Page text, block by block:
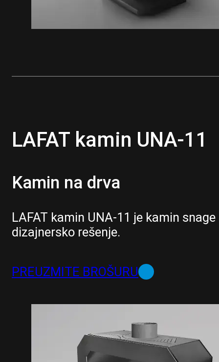
LAFAT kamin UNA-11
Kamin na drva
LAFAT kamin UNA-11 je kamin snage
dizajnersko rešenje.
PREUZMITE BROŠURU